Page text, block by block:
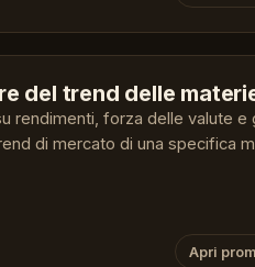
del trend delle
rendimenti, forza delle valute e
di mercato di una specifica
Apri